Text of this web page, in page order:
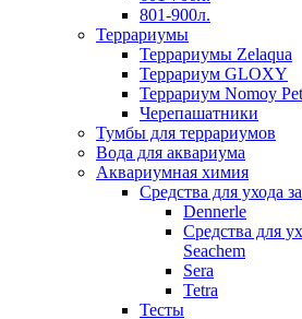
801-900л.
Террариумы
Террариумы Zelaqua
Террариум GLOXY
Террариум Nomoy Pet
Черепашатники
Тумбы для террариумов
Вода для аквариума
Аквариумная химия
Средства для ухода
Dennerle
Средства для
Seachem
Sera
Tetra
Тесты